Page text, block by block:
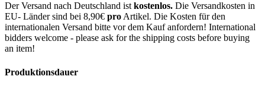
Der Versand nach Deutschland ist kostenlos. Die Versandkosten in
EU- Länder sind bei 8,90€ pro Artikel. Die Kosten für den
internationalen Versand bitte vor dem Kauf anfordern! International
bidders welcome - please ask for the shipping costs before buying
an item!
Produktionsdauer